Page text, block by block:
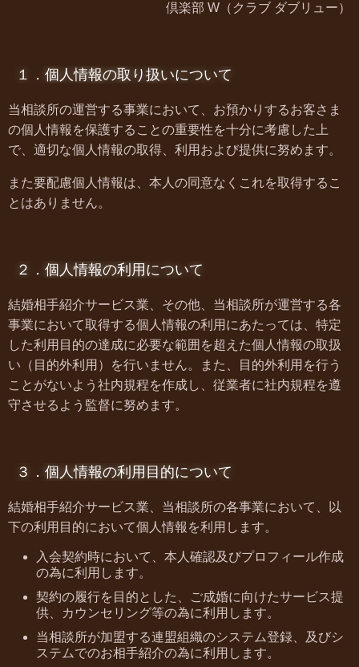
倶楽部 W（クラブ ダブリュー）
１．個人情報の取り扱いについて
当相談所の運営する事業において、お預かりするお客さま
の個人情報を保護することの重要性を十分に考慮した上
で、適切な個人情報の取得、利用および提供に努めます。
また要配慮個人情報は、本人の同意なくこれを取得するこ
とはありません。
２．個人情報の利用について
結婚相手紹介サービス業、その他、 当相談所が運営する各
事業において取得する個人情報の利用にあたっては、特定
した利用目的の達成に必要な範囲を超えた個人情報の取扱
い（目的外利用）を行いません。また、目的外利用を行う
ことがないよう社内規程を作成し、従業者に社内規程を遵
守させるよう監督に努めます。
３．個人情報の利用目的について
結婚相手紹介サービス業、 当相談所の各事業において、以
下の利用目的において個人情報を利用します。
入会契約時において、本人確認及びプロフィール作成
の為に利用します。
契約の履行を目的とした、ご成婚に向けたサービス提
供、カウンセリング等の為に利用します。
当相談所が加盟する連盟組織のシステム登録、及びシ
ステムでのお相手紹介の為に利用します。